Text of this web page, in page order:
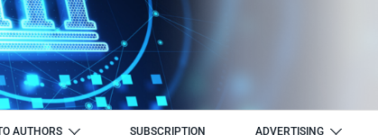
AUTHORS SUBSCRIPTION ADVERTISING